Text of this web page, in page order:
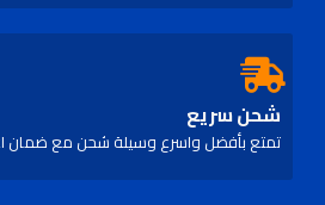
شحن سريع
تمتع بأفضل واسرع وسيلة شحن مع ضمان